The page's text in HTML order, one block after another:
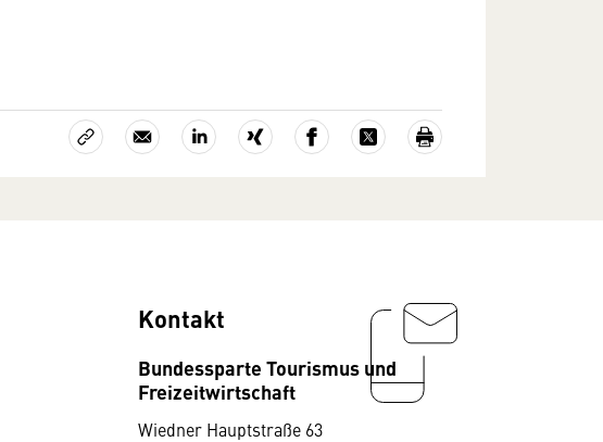
Kontakt
Bundessparte Tourismus und
Freizeitwirtschaft
Wiedner Hauptstraße 63